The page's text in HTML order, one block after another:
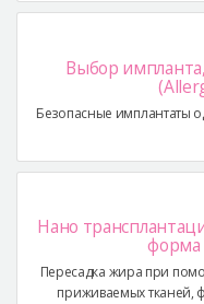
Выбор
Безопасные имплантаты
Нано
форма
Пересадка жира при
приживаемых тканей,